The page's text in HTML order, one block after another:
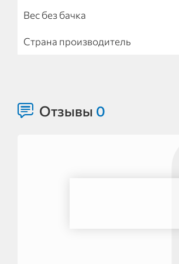
Вес без бачка
Страна производитель
Отзывы 0